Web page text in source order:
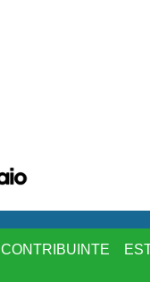
CONTRIBUINTE